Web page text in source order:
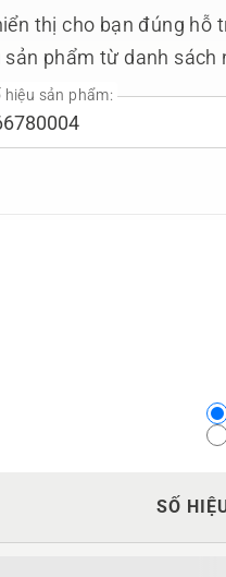
thị cho bạn đúng hỗ
sản phẩm từ danh sách
hiệu sản phẩm:
SỐ